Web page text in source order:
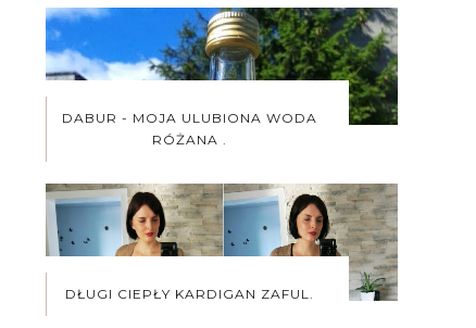
DABUR - MOJA ULUBIONA WODA
RÓŻANA .
DŁUGI CIEPŁY KARDIGAN ZAFUL.